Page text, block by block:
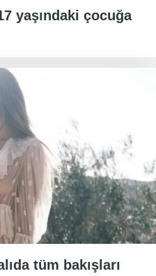
yaşındaki çocuğa
tüm bakışları